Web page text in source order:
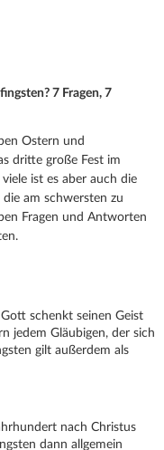
7 Fragen, 7
Ostern und
dritte große Fest im
ist es aber auch die
die am schwersten zu
Fragen und Antworten
schenkt seinen Geist
jedem Gläubigen, der sich
gilt außerdem als
nach Christus
dann allgemein